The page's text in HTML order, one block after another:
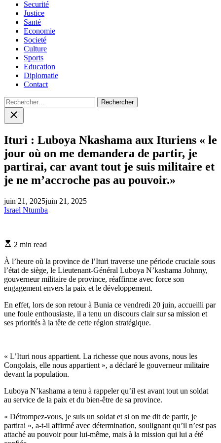
Securité
Justice
Santé
Economie
Societé
Culture
Sports
Education
Diplomatie
Contact
Rechercher :
Close
search
Ituri : Luboya Nkashama aux Ituriens « le
jour où on me demandera de partir, je
partirai, car avant tout je suis militaire et
je ne m’accroche pas au pouvoir.»
juin 21, 2025juin 21, 2025
Israel Ntumba
Estimated
time
2 min read
À l’heure où la province de l’Ituri traverse une période cruciale sous
l’état de siège, le Lieutenant-Général Luboya N’kashama Johnny,
gouverneur militaire de province, réaffirme avec force son
engagement envers la paix et le développement.
En effet, lors de son retour à Bunia ce vendredi 20 juin, accueilli par
une foule enthousiaste, il a tenu un discours clair sur sa mission et
ses priorités à la tête de cette région stratégique.
« L’Ituri nous appartient. La richesse que nous avons, nous les
Congolais, elle nous appartient », a déclaré le gouverneur militaire
devant la population.
Luboya N’kashama a tenu à rappeler qu’il est avant tout un soldat
au service de la paix et du bien-être de sa province.
« Détrompez-vous, je suis un soldat et si on me dit de partir, je
partirai », a-t-il affirmé avec détermination, soulignant qu’il n’est pas
attaché au pouvoir pour lui-même, mais à la mission qui lui a été